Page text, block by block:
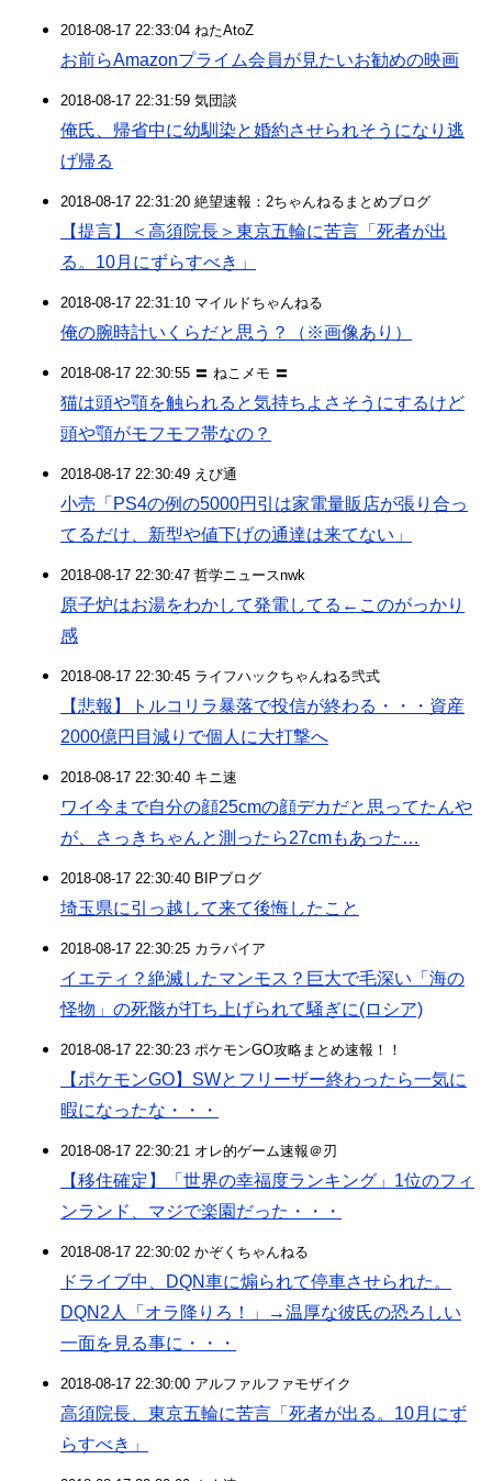
2018-08-17 22:33:04 ねたAtoZ
お前らAmazonプライム会員が見たいお勧めの映画
2018-08-17 22:31:59 気団談
俺氏、帰省中に幼馴染と婚約させられそうになり逃
げ帰る
2018-08-17 22:31:20 絶望速報：2ちゃんねるまとめブログ
【提言】＜高須院長＞東京五輪に苦言「死者が出
る。10月にずらすべき」
2018-08-17 22:31:10 マイルドちゃんねる
俺の腕時計いくらだと思う？（※画像あり）
2018-08-17 22:30:55 〓 ねこメモ 〓
猫は頭や顎を触られると気持ちよさそうにするけど
頭や顎がモフモフ帯なの？
2018-08-17 22:30:49 えび通
小売「PS4の例の5000円引は家電量販店が張り合っ
てるだけ、新型や値下げの通達は来てない」
2018-08-17 22:30:47 哲学ニュースnwk
原子炉はお湯をわかして発電してる←このがっかり
感
2018-08-17 22:30:45 ライフハックちゃんねる弐式
【悲報】トルコリラ暴落で投信が終わる・・・資産
2000億円目減りで個人に大打撃へ
2018-08-17 22:30:40 キニ速
ワイ今まで自分の顔25cmの顔デカだと思ってたんや
が、さっきちゃんと測ったら27cmもあった…
2018-08-17 22:30:40 BIPブログ
埼玉県に引っ越して来て後悔したこと
2018-08-17 22:30:25 カラパイア
イエティ？絶滅したマンモス？巨大で毛深い「海の
怪物」の死骸が打ち上げられて騒ぎに(ロシア)
2018-08-17 22:30:23 ポケモンGO攻略まとめ速報！！
【ポケモンGO】SWとフリーザー終わったら一気に
暇になったな・・・
2018-08-17 22:30:21 オレ的ゲーム速報＠刃
【移住確定】「世界の幸福度ランキング」1位のフィ
ンランド、マジで楽園だった・・・
2018-08-17 22:30:02 かぞくちゃんねる
ドライブ中、DQN車に煽られて停車させられた。
DQN2人「オラ降りろ！」→温厚な彼氏の恐ろしい
一面を見る事に・・・
2018-08-17 22:30:00 アルファルファモザイク
高須院長、東京五輪に苦言「死者が出る。10月にず
らすべき」